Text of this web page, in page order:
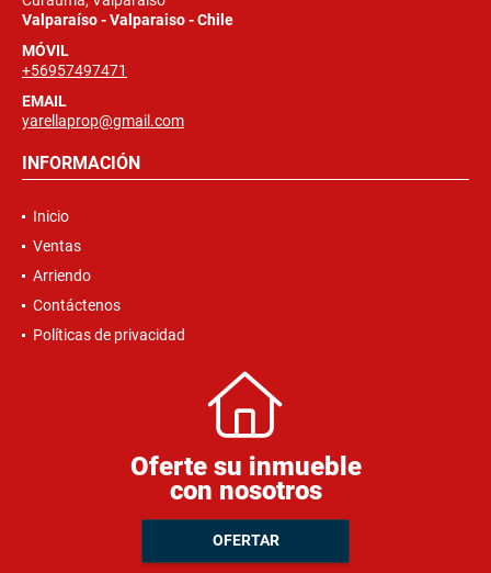
Valparaíso - Valparaiso - Chile
MÓVIL
+56957497471
EMAIL
yarellaprop@gmail.com
INFORMACIÓN
Inicio
Ventas
Arriendo
Contáctenos
Políticas de privacidad
Oferte su inmueble
con nosotros
OFERTAR